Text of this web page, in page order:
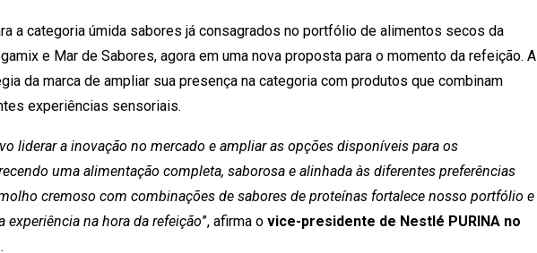
a categoria úmida sabores já consagrados no portfólio de alimentos secos da
e Mar de Sabores, agora em uma nova proposta para o momento da refeição. A
da marca de ampliar sua presença na categoria com produtos que combinam
experiências sensoriais.
liderar a inovação no mercado e ampliar as opções disponíveis para os
uma alimentação completa, saborosa e alinhada às diferentes preferências
cremoso com combinações de sabores de proteínas fortalece nosso portfólio e
experiência na hora da refeição”, afirma o vice-presidente de Nestlé PURINA no
.